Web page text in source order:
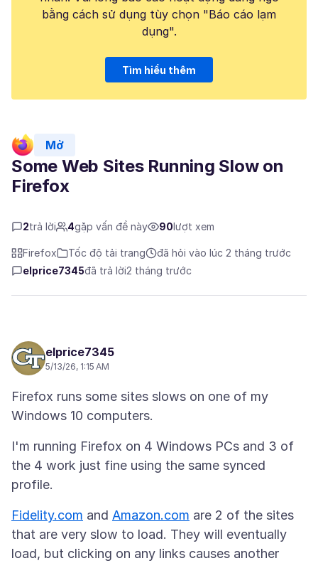
bằng cách sử dụng tùy chọn "Báo cáo lạm
dụng".
Tìm hiểu thêm
Mở
Some Web Sites Running Slow on
Firefox
2trả lời 4gặp vấn đề này 90lượt xem
Firefox Tốc độ tải trang
đã hỏi vào lúc 2 tháng trước
elprice7345đã trả lời2 tháng trước
elprice7345
5/13/26, 1:15 AM
Firefox runs some sites slows on one of my
I'm running Firefox on 4 Windows PCs and 3 of
the 4 work just fine using the same synced
Fidelity.com and Amazon.com are 2 of the sites
that are very slow to load. They will eventually
load, but clicking on any links causes another